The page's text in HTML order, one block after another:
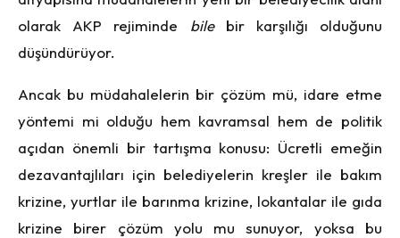
olarak AKP rejiminde bilebir karşılığı olduğunu
düşündürüyor.
Ancak bu müdahalelerin bir çözüm mü, idare etme
yöntemi mi olduğu hem kavramsal hem de politik
açıdan önemli bir tartışma konusu: Ücretli emeğin
dezavantajlıları için belediyelerin kreşler ile bakım
krizine, yurtlar ile barınma krizine, lokantalar ile gıda
krizine birer çözüm yolu mu sunuyor, yoksa bu